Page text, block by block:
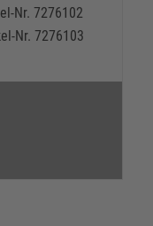
Nr. 7276102
Nr. 7276103